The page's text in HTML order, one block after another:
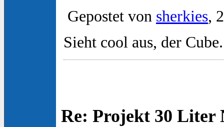
Gepostet von sherkies,
Sieht cool aus, der
Re: Projekt 30 Liter